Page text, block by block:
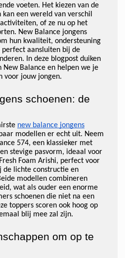
voeten. Het kiezen van de
kan een wereld van verschil
of ze nu op het
New Balance jongens
hun kwaliteit, ondersteuning
aansluiten bij de
In deze blogpost duiken
Balance en helpen we je
voor jouw jongen.
schoenen: de
new balance jongens
modellen er echt uit. Neem
574, een klassieker met
stevige pasvorm, ideaal voor
Foam Arishi, perfect voor
de lichte constructie en
modellen combineren
wat als ouder een enorme
schoenen die niet na een
toppers scoren ook hoog op
blij mee zal zijn.
om op te